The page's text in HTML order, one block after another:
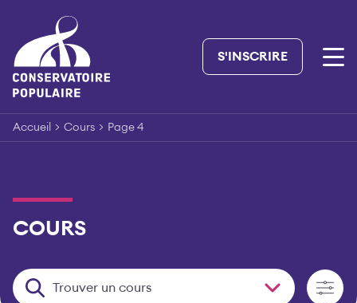
content
S'INSCRIRE
Accueil > Cours > Page 4
COURS
Trouver un cours